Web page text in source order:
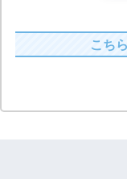
こち